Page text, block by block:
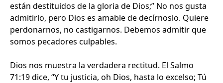
están destituidos de la gloria de Dios;” No nos gusta
admitirlo, pero Dios es amable de decírnoslo. Quiere
perdonarnos, no castigarnos. Debemos admitir que
somos pecadores culpables.
Dios nos muestra la verdadera rectitud. El Salmo
71:19 dice, “Y tu justicia, oh Dios, hasta lo excelso; Tú